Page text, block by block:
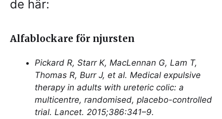
de här:
Alfablockare för njursten
Pickard R, Starr K, MacLennan G, Lam T,
Thomas R, Burr J, et al. Medical expulsive
therapy in adults with ureteric colic: a
multicentre, randomised, placebo-controlled
trial. Lancet. 2015;386:341–9.